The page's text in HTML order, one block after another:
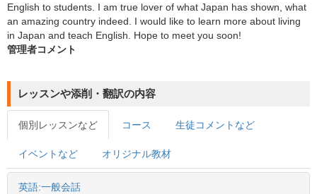
English to students. I am true lover of what Japan has shown, what
an amazing country indeed. I would like to learn more about living
in Japan and teach English. Hope to meet you soon!
管理者コメント
レッスンや添削・翻訳の内容
個別レッスンなど コース 生徒コメントなど
イベントなど オリジナル教材
英語:一般会話